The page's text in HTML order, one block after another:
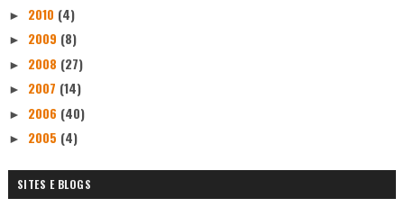
► 2010 (4)
► 2009 (8)
► 2008 (27)
► 2007 (14)
► 2006 (40)
► 2005 (4)
SITES E BLOGS